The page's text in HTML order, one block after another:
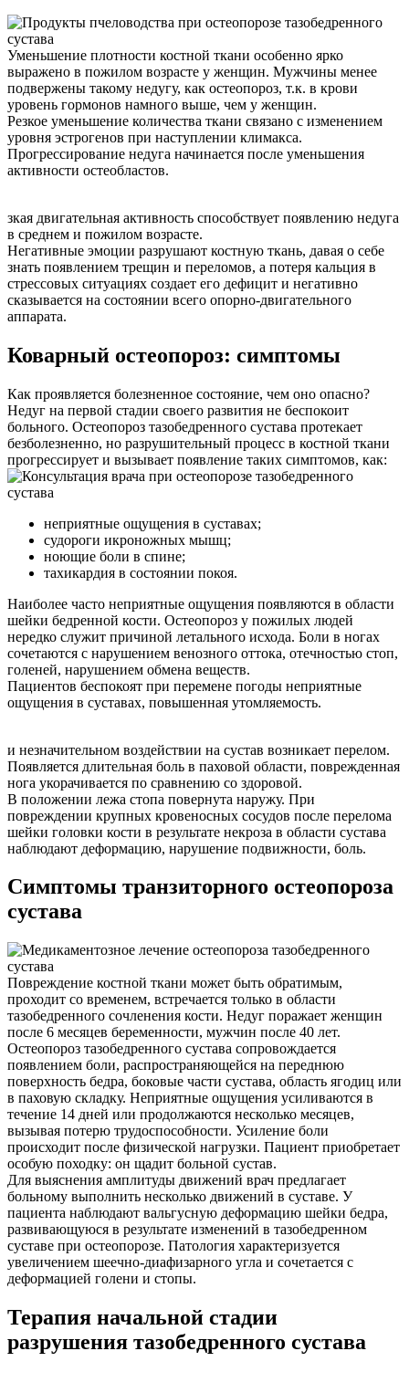
Уменьшение плотности костной ткани особенно ярко
выражено в пожилом возрасте у женщин. Мужчины менее
подвержены такому недугу, как остеопороз, т.к. в крови
уровень гормонов намного выше, чем у женщин.
Резкое уменьшение количества ткани связано с изменением
уровня эстрогенов при наступлении климакса.
Прогрессирование недуга начинается после уменьшения
активности остеобластов.
зкая двигательная активность способствует появлению недуга
в среднем и пожилом возрасте.
Негативные эмоции разрушают костную ткань, давая о себе
знать появлением трещин и переломов, а потеря кальция в
стрессовых ситуациях создает его дефицит и негативно
сказывается на состоянии всего опорно-двигательного
аппарата.
Коварный остеопороз: симптомы
Как проявляется болезненное состояние, чем оно опасно?
Недуг на первой стадии своего развития не беспокоит
больного. Остеопороз тазобедренного сустава протекает
безболезненно, но разрушительный процесс в костной ткани
прогрессирует и вызывает появление таких симптомов, как:
неприятные ощущения в суставах;
судороги икроножных мышц;
ноющие боли в спине;
тахикардия в состоянии покоя.
Наиболее часто неприятные ощущения появляются в области
шейки бедренной кости. Остеопороз у пожилых людей
нередко служит причиной летального исхода. Боли в ногах
сочетаются с нарушением венозного оттока, отечностью стоп,
голеней, нарушением обмена веществ.
Пациентов беспокоят при перемене погоды неприятные
ощущения в суставах, повышенная утомляемость.
и незначительном воздействии на сустав возникает перелом.
Появляется длительная боль в паховой области, поврежденная
нога укорачивается по сравнению со здоровой.
В положении лежа стопа повернута наружу. При
повреждении крупных кровеносных сосудов после перелома
шейки головки кости в результате некроза в области сустава
наблюдают деформацию, нарушение подвижности, боль.
Симптомы транзиторного остеопороза
сустава
Повреждение костной ткани может быть обратимым,
проходит со временем, встречается только в области
тазобедренного сочленения кости. Недуг поражает женщин
после 6 месяцев беременности, мужчин после 40 лет.
Остеопороз тазобедренного сустава сопровождается
появлением боли, распространяющейся на переднюю
поверхность бедра, боковые части сустава, область ягодиц или
в паховую складку. Неприятные ощущения усиливаются в
течение 14 дней или продолжаются несколько месяцев,
вызывая потерю трудоспособности. Усиление боли
происходит после физической нагрузки. Пациент приобретает
особую походку: он щадит больной сустав.
Для выяснения амплитуды движений врач предлагает
больному выполнить несколько движений в суставе. У
пациента наблюдают вальгусную деформацию шейки бедра,
развивающуюся в результате изменений в тазобедренном
суставе при остеопорозе. Патология характеризуется
увеличением шеечно-диафизарного угла и сочетается с
деформацией голени и стопы.
Терапия начальной стадии
разрушения тазобедренного сустава